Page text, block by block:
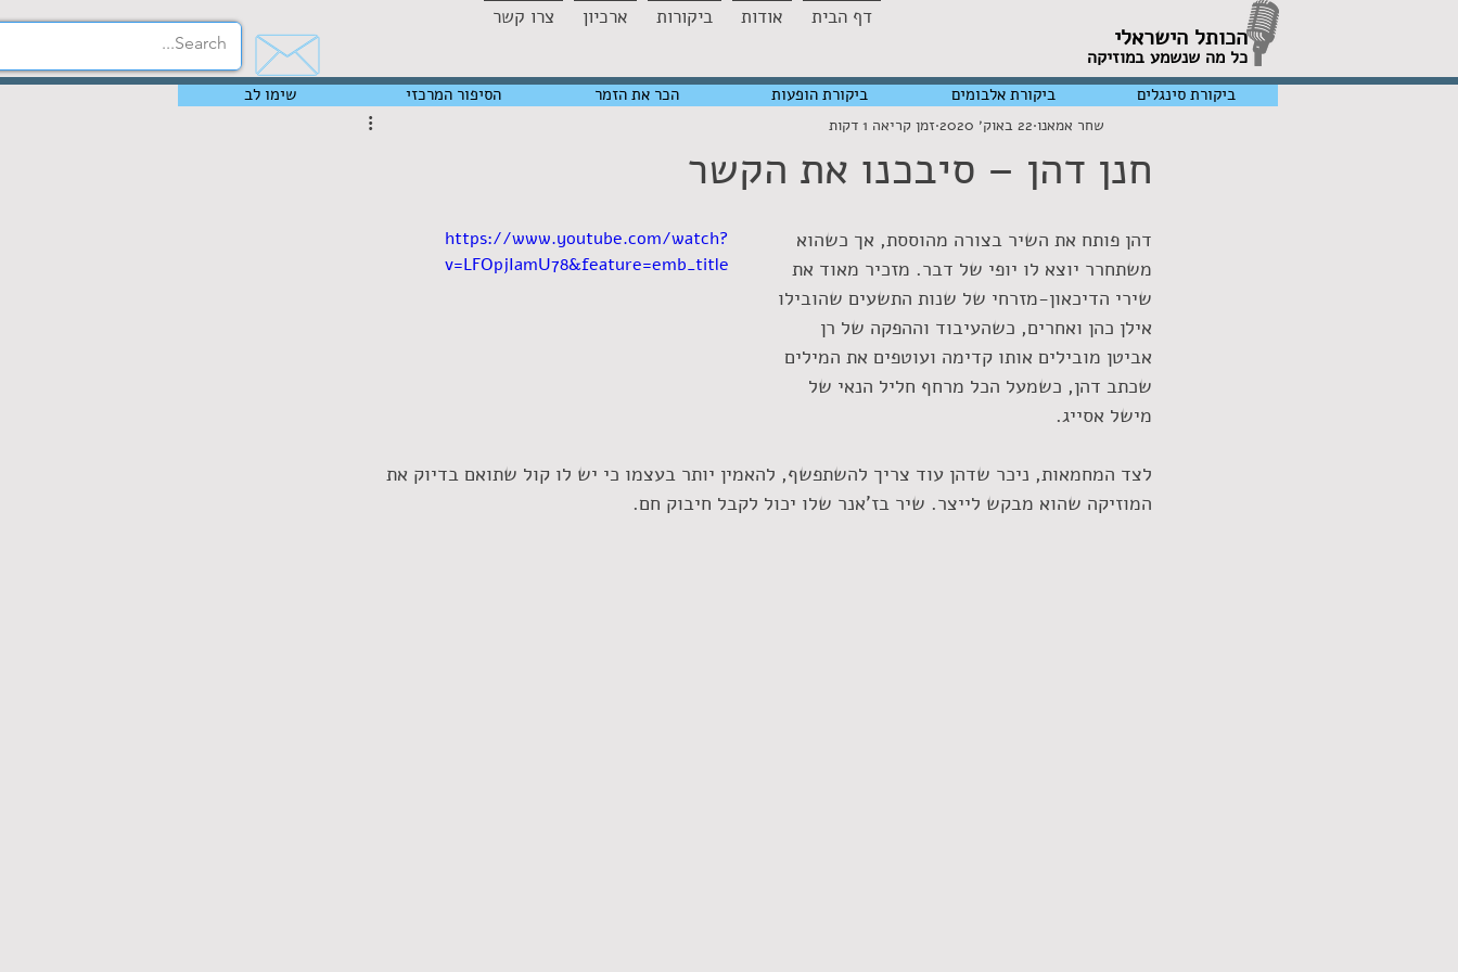
הכותל הישראלי
כל מה שנשמע במוזיקה
דף הבית אודות ביקורות ארכיון צרו קשר
חנן דהן – סיבכנו את הקשר
שחר אמאנו 22 באוק׳ 2020 זמן קריאה 1 דקות
https://www.youtube.com/watch?
v=LFOpjIamU78&feature=emb_title
דהן פותח את השיר בצורה מהוססת, אך כשהוא
משתחרר יוצא לו יופי של דבר. מזכיר מאוד את
שירי הדיכאון-מזרחי של שנות התשעים שהובילו
אילן כהן ואחרים, כשהעיבוד וההפקה של רן
אביטן מובילים אותו קדימה ועוטפים את המילים
שכתב דהן, כשמעל הכל מרחף חליל הנאי של
מישל אסייג.
לצד המחמאות, ניכר שדהן עוד צריך להשתפשף, להאמין יותר בעצמו כי יש לו קול שתואם בדיוק את
המוזיקה שהוא מבקש לייצר. שיר בז'אנר שלו יכול לקבל חיבוק חם.
שימו לב הסיפור המרכזי הכר את הזמר ביקורת הופעות ביקורת אלבומים ביקורת סינגלים